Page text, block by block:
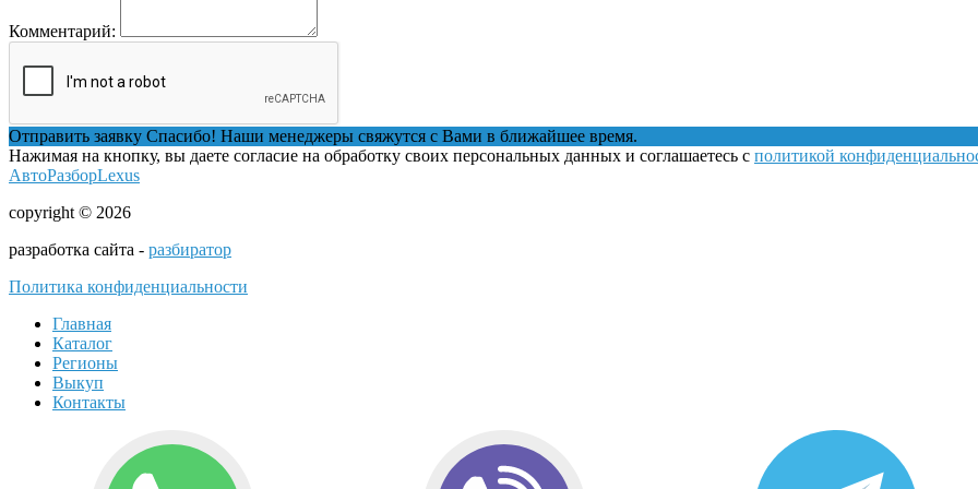
Комментарий:
Отправить заявку Спасибо! Наши менеджеры свяжутся с Вами в ближайшее время.
Нажимая на кнопку, вы даете согласие на обработку своих персональных данных и соглашаетесь с политикой
АвтоРазборLexus
copyright © 2026
разработка сайта - разбиратор
Политика конфиденциальности
Главная
Каталог
Регионы
Выкуп
Контакты